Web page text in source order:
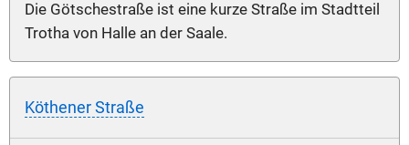
Die Götschestraße ist eine kurze Straße im Stadtteil
Trotha von Halle an der Saale.
Köthener Straße